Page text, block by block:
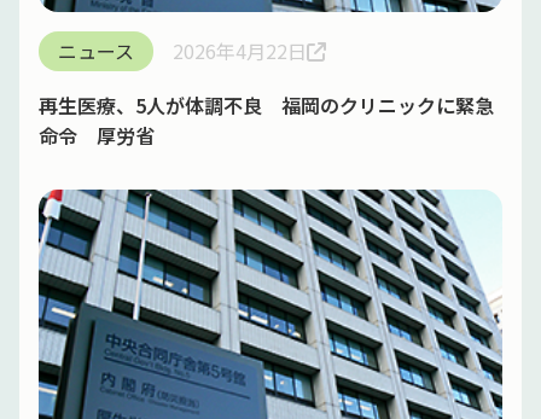
ニュース
2026年4月22日
再生医療、5人が体調不良 福岡のクリニックに緊急
命令 厚労省